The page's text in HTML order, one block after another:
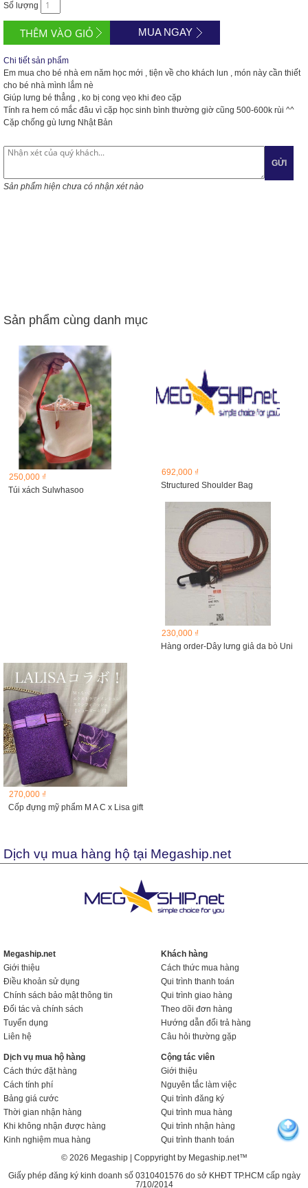
Số lượng
MUA NGAY
Chi tiết sản phẩm
Em mua cho bé nhà em năm học mới , tiện về cho khách lun , món này cần thiết
cho bé nhà mình lắm nè
Giúp lưng bé thẳng , ko bị cong vẹo khi đeo cặp
Tính ra hem có mắc đâu vì cặp học sinh bình thường giờ cũng 500-600k rùi ^^
Cặp chống gù lưng Nhật Bản
GỬI
Sản phẩm hiện chưa có nhận xét nào
Sản phẩm cùng danh mục
250,000 ₫
Túi xách Sulwhasoo
692,000 ₫
Structured Shoulder Bag
230,000 ₫
Hàng order-Dây lưng giả da bò Uni
270,000 ₫
Cốp đựng mỹ phẩm M A C x Lisa gift
Dịch vụ mua hàng hộ tại Megaship.net
Megaship.net
Giới thiệu
Điều khoản sử dụng
Chính sách bảo mật thông tin
Đối tác và chính sách
Tuyển dụng
Liên hệ
Khách hàng
Cách thức mua hàng
Qui trình thanh toán
Qui trình giao hàng
Theo dõi đơn hàng
Hướng dẫn đổi trả hàng
Câu hỏi thường gặp
Dịch vụ mua hộ hàng
Cách thức đặt hàng
Cách tính phí
Bảng giá cước
Thời gian nhận hàng
Khi không nhận được hàng
Kinh nghiệm mua hàng
Cộng tác viên
Giới thiệu
Nguyên tắc làm việc
Qui trình đăng ký
Qui trình mua hàng
Qui trình nhận hàng
Qui trình thanh toán
© 2026 Megaship | Coppyright by Megaship.net™
Giấy phép đăng ký kinh doanh số 0310401576 do sở KHĐT TP.HCM cấp ngày
7/10/2014